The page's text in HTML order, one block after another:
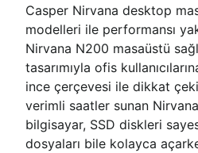
Casper Nirvana desktop
modelleri ile performansı
Nirvana N200 masaüstü
tasarımıyla ofis
ince çerçevesi ile dikkat
verimli saatler sunan
bilgisayar, SSD diskleri
dosyaları bile kolayca